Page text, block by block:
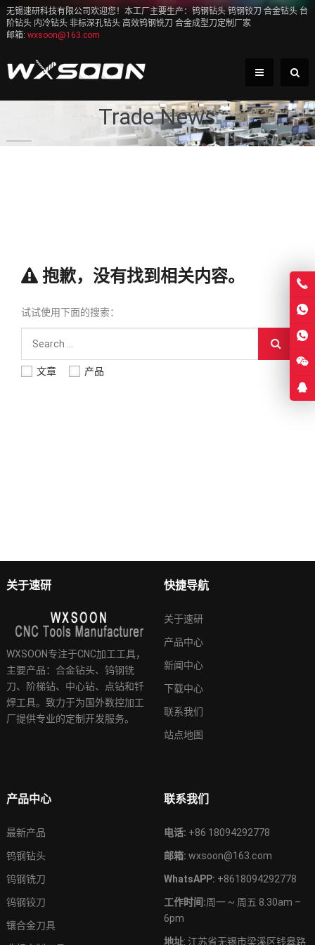
无锡速研科技有限公司欢迎您！本工厂主要生产：钨钢钻头 钨钢铰刀 合金钻头 台
阶钻头 内冷钻头 非标深孔钻头 高效钨钢铣刀 合金成型刀定制厂家
邮箱: wxsoon@163.com
Trade News
抱歉，没有找到相关内容。
试试使用下面的搜索：
文章 产品
关于速研
WXSOON专注于CNC加工工具，
主要产品：合金钻头、钨钢铣
刀、阶梯钻、中心钻、点钻和钎
焊工具。致力于为国外数控加工
厂提供专业的定制开发服务。
快捷导航
关于速研
产品中心
新闻中心
下载中心
联系我们
站点地图
产品中心
最新产品
钨钢钻头
钨钢铣刀
钨钢铰刀
镶合金刀具
联系我们
电话: +86 18094292778
邮箱: wxsoon@163.com
WhatsAPP: +8618094292778
工作时间:周一 ~ 周五 8.30am –
6pm
地址: 江苏省无锡市梁溪区钱皋路